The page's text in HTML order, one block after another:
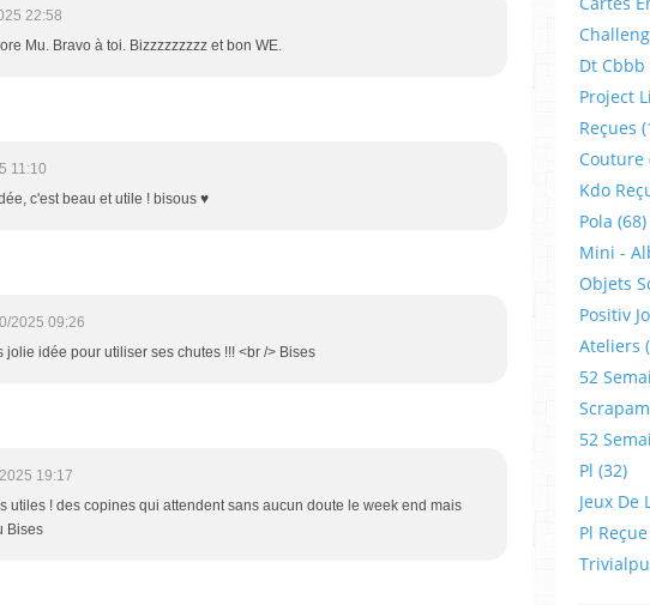
22:58
Mu. Bravo à toi. Bizzzzzzzzz et bon WE.
11:10
c'est beau et utile ! bisous ♥
2025 09:26
jolie idée pour utiliser ses chutes !!! <br /> Bises
19:17
utiles ! des copines qui attendent sans aucun doute le week end mais
Bises
Dt Cbbb
Project
Reçues
Couture
Kdo
Pola (68)
Mini -
Objets
Positiv
Ateliers
52
52
Pl (32)
Jeux De
Pl Reçue